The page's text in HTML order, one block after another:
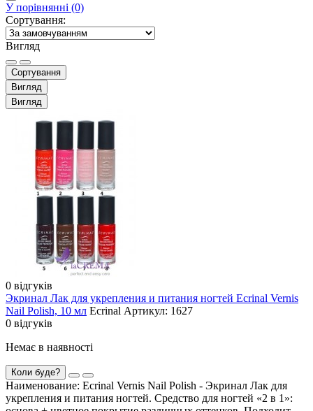
У порівнянні (0)
Сортування:
Вигляд
Сортування
Вигляд
Вигляд
0 відгуків
Экринал Лак для укрепления и питания ногтей Ecrinal Vernis
Nail Polish, 10 мл Ecrinal Артикул: 1627
0 відгуків
Немає в наявності
Коли буде?
Наименование: Ecrinal Vernis Nail Polish - Экринал Лак для
укрепления и питания ногтей. Средство для ногтей «2 в 1»: